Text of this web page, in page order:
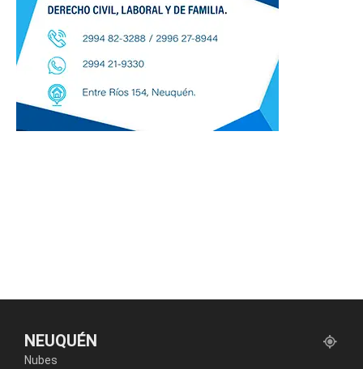
NEUQUÉN
Nubes